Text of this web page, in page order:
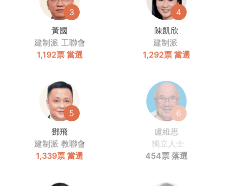
3
黃國
建制派 工聯會
1,192票 當選
4
陳凱欣
建制派
1,292票 當選
5
鄧飛
建制派 教聯會
1,339票 當選
6
盧維思
獨立人士
454票 落選